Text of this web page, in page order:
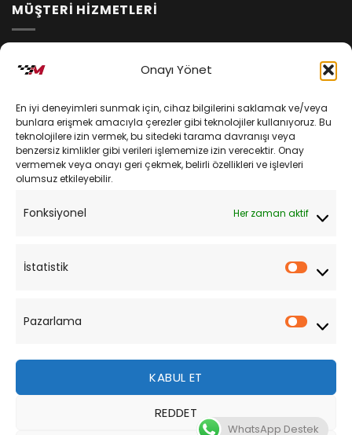
Onayı Yönet
En iyi deneyimleri sunmak için, cihaz bilgilerini saklamak ve/veya
bunlara erişmek amacıyla çerezler gibi teknolojiler kullanıyoruz. Bu
teknolojilere izin vermek, bu sitedeki tarama davranışı veya
benzersiz kimlikler gibi verileri işlememize izin verecektir. Onay
vermemek veya onayı geri çekmek, belirli özellikleri ve işlevleri
olumsuz etkileyebilir.
Fonksiyonel Her zaman aktif
İstatistik
Pazarlama
KABUL ET
REDDET
MÜŞTERİ HİZMETLERİ
Kişisel Verilerin Korunması
Mesafeli Satış Sözleşmesi
Sipariş Takibi
Bu site, size daha iyi bir tarama deneyimi sunmak için
WhatsApp Destek